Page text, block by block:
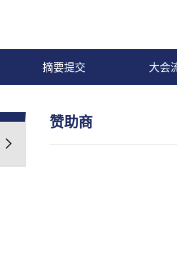
摘要提交 大会
赞助商